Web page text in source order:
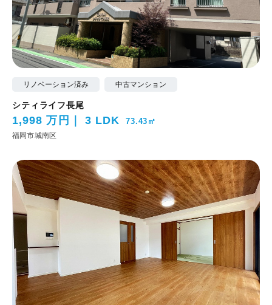
リノベーション済み 中古マンション
シティライフ長尾
1,998 万円 3 LDK 73.43㎡
福岡市城南区